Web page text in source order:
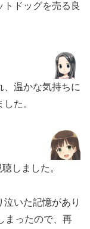
ドッグを売る良
、温かな気持ちに
た。
しました。
いた記憶があり
まったので、再